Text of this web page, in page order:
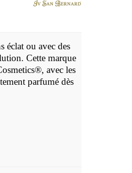
éclat ou avec des
Cette marque
avec les
parfumé dès